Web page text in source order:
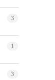
3
1
3